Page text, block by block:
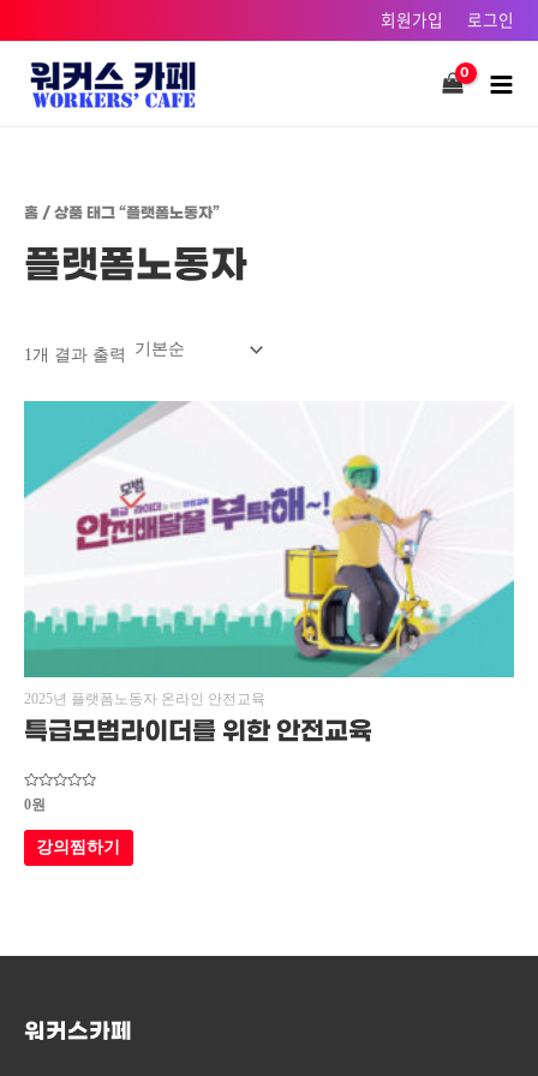
건너뛰기
회원가입 로그인
홈 / 상품 태그 “플랫폼노동자”
플랫폼노동자
1개 결과 출력
2025년 플랫폼노동자 온라인 안전교육
특급모범라이더를 위한 안전교육
5
중에서
0
로
평가됨
0원
강의찜하기
워커스카페